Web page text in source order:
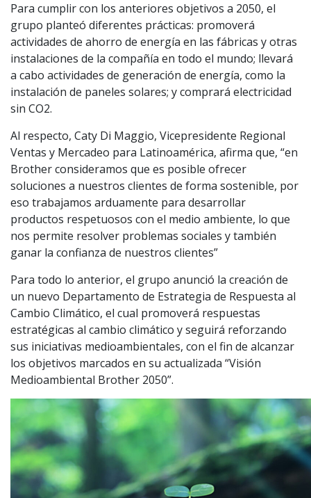
Para cumplir con los anteriores objetivos a 2050, el
grupo planteó diferentes prácticas: promoverá
actividades de ahorro de energía en las fábricas y otras
instalaciones de la compañía en todo el mundo; llevará
a cabo actividades de generación de energía, como la
instalación de paneles solares; y comprará electricidad
sin CO2.
Al respecto, Caty Di Maggio, Vicepresidente Regional
Ventas y Mercadeo para Latinoamérica, afirma que, “en
Brother consideramos que es posible ofrecer
soluciones a nuestros clientes de forma sostenible, por
eso trabajamos arduamente para desarrollar
productos respetuosos con el medio ambiente, lo que
nos permite resolver problemas sociales y también
ganar la confianza de nuestros clientes”
Para todo lo anterior, el grupo anunció la creación de
un nuevo Departamento de Estrategia de Respuesta al
Cambio Climático, el cual promoverá respuestas
estratégicas al cambio climático y seguirá reforzando
sus iniciativas medioambientales, con el fin de alcanzar
los objetivos marcados en su actualizada “Visión
Medioambiental Brother 2050”.